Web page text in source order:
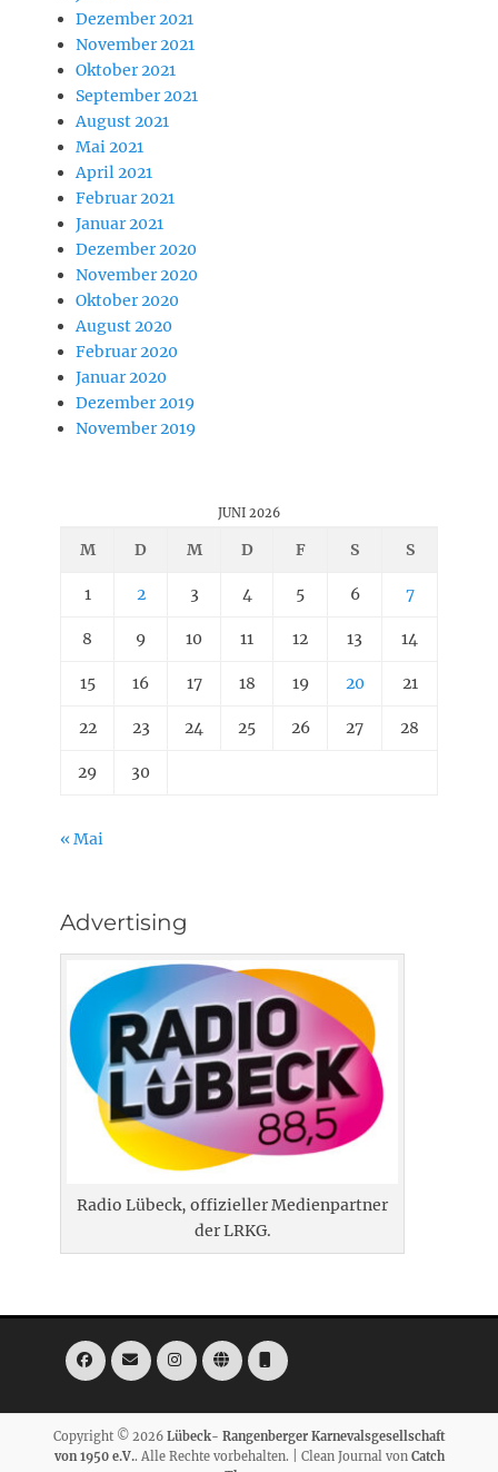
Dezember 2021
November 2021
Oktober 2021
September 2021
August 2021
Mai 2021
April 2021
Februar 2021
Januar 2021
Dezember 2020
November 2020
Oktober 2020
August 2020
Februar 2020
Januar 2020
Dezember 2019
November 2019
JUNI 2026
M D M D F S S
1 2 3 4 5 6 7
8 9 10 11 12 13 14
15 16 17 18 19 20 21
22 23 24 25 26 27 28
29 30
« Mai
Advertising
Radio Lübeck, offizieller Medienpartner
der LRKG.
Facebook
E-
Mail
Instagram
WebsiteTelefon
Copyright © 2026 Lübeck- Rangenberger Karnevalsgesellschaft
von 1950 e.V.. Alle Rechte vorbehalten. | Clean Journal von Catch